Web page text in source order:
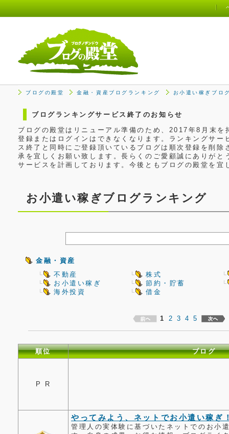
ブログの殿堂 金融・資産ブログランキング お小遣い稼ぎブロ
ブログランキングサービス終了のお知らせ
ブログの殿堂はリニューアル準備のため、2017年8月末
登録またはログインはできなくなります。ランキングサ
ス終了と同時にご登録頂いているブログは順次登録を削
承を宜しくお願い致します。長らくのご愛顧誠にありが
サービスを計画しております。今後ともブログの殿堂を宜
お小遣い稼ぎブログランキング
金融・資産
不動産
株式
お小遣い稼ぎ
節約・貯蓄
海外投資
借金
1 2 3 4 5
順位 ブログ
P R
やってみよう、ネットでお小遣い稼ぎ
管理人の実体験に基づいたネットでのお小